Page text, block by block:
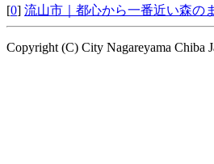
[0] 流山市｜都心から一番近い森の
Copyright (C) City Nagareyama Chiba